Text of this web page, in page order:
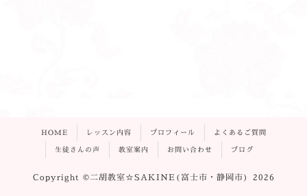
HOME レッスン内容 プロフィール
よくあるご質問
生徒さんの声
教室案内 お問い合わせ ブログ
Copyright ©二胡教室☆SAKINE(富士市・静岡市) 2026